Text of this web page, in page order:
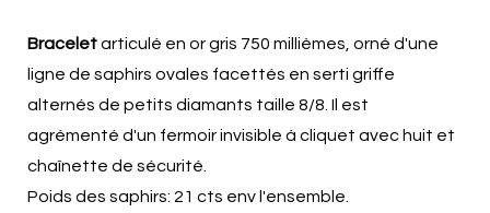
Braceletarticulé en or gris 750 millièmes, orné d'une
ligne de saphirs ovales facettés en serti griffe
alternés de petits diamants taille 8/8. Il est
agrémenté d'un fermoir invisible à cliquet avec huit et
chaînette de sécurité.
Poids des saphirs: 21 cts env l'ensemble.